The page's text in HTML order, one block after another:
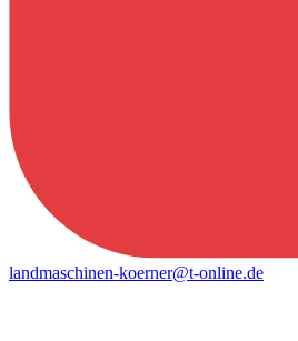
landmaschinen-koerner@t-online.de